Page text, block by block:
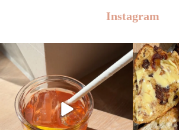
Instagram